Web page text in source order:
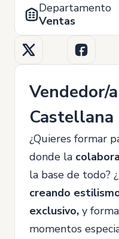
Departamento
Ventas
Vendedor/
Castellana
¿Quieres formar
donde la
la base de todo?
creando
exclusivo, y
momentos